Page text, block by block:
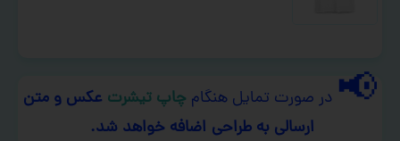
📢 در صورت تمایل هنگام چاپ تیشرت عکس و متن
ارسالی به طراحی اضافه خواهد شد.